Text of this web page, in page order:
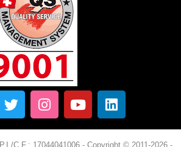
P.I./C.F.: 17044041006 - Copyright © 2011-2026 -